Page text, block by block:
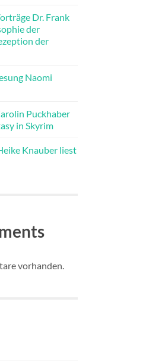
Dr. Frank
der
der
Naomi
Puckhaber
in Skyrim
Knauber liest
vorhanden.